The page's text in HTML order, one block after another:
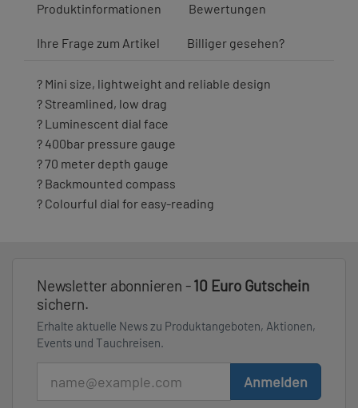
Produktinformationen Bewertungen
Ihre Frage zum Artikel Billiger gesehen?
? Mini size, lightweight and reliable design
? Streamlined, low drag
? Luminescent dial face
? 400bar pressure gauge
? 70 meter depth gauge
? Backmounted compass
? Colourful dial for easy-reading
Newsletter abonnieren -10 Euro Gutschein
sichern.
Erhalte aktuelle News zu Produktangeboten, Aktionen,
Events und Tauchreisen.
Anmelden